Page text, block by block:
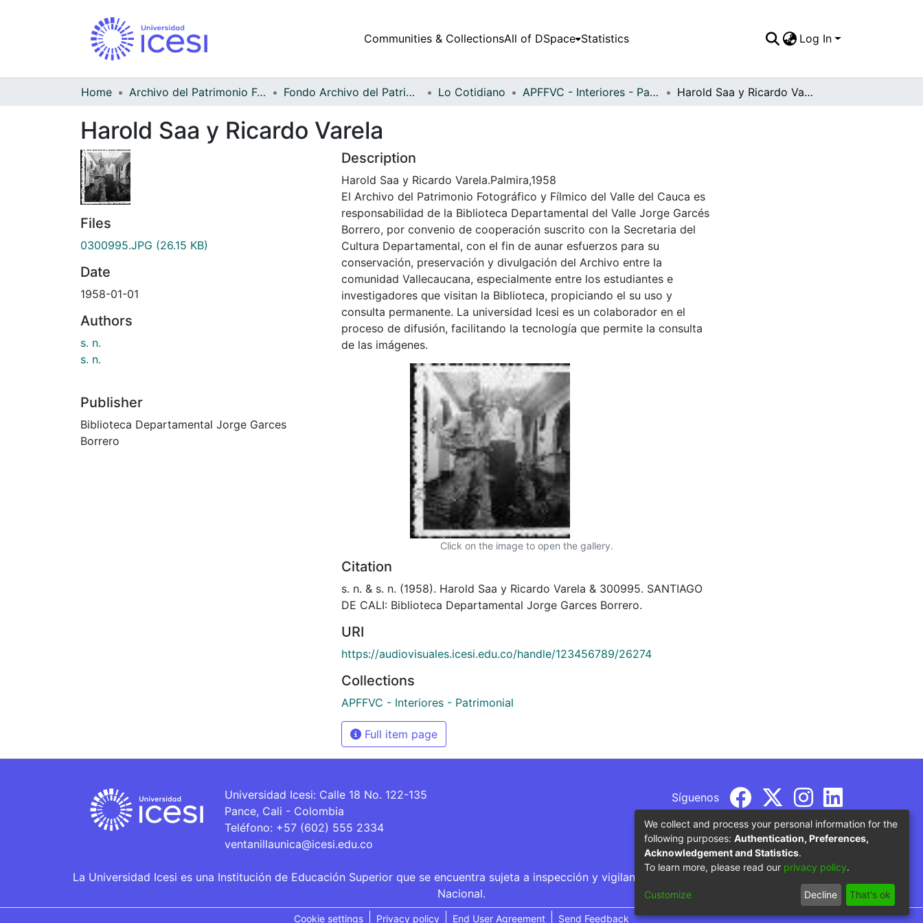
Communities & CollectionsAll of DSpace Statistics Log In
Home Archivo del Patrimonio Fotográfico y Fílmico del Valle del Cauca Fondo Archivo del Patrimonio Fotográfico y Fílmico del Valle del Cauca Lo Cotidiano APFFVC - Interiores - Patrimonial Harold Saa y Ricardo Varela
Harold Saa y Ricardo Varela
Files
0300995.JPG (26.15 KB)
Date
1958-01-01
Authors
s. n.
s. n.
Publisher
Biblioteca Departamental Jorge Garces
Borrero
Description
Harold Saa y Ricardo Varela.Palmira,1958
El Archivo del Patrimonio Fotográfico y Fílmico del Valle del Cauca es
responsabilidad de la Biblioteca Departamental del Valle Jorge Garcés
Borrero, por convenio de cooperación suscrito con la Secretaria del
Cultura Departamental, con el fin de aunar esfuerzos para su
conservación, preservación y divulgación del Archivo entre la
comunidad Vallecaucana, especialmente entre los estudiantes e
investigadores que visitan la Biblioteca, propiciando el su uso y
consulta permanente. La universidad Icesi es un colaborador en el
proceso de difusión, facilitando la tecnología que permite la consulta
de las imágenes.
Click on the image to open the gallery.
Citation
s. n. & s. n. (1958). Harold Saa y Ricardo Varela & 300995. SANTIAGO
DE CALI: Biblioteca Departamental Jorge Garces Borrero.
URI
https://audiovisuales.icesi.edu.co/handle/123456789/26274
Collections
APFFVC - Interiores - Patrimonial
Full item page
Universidad Icesi: Calle 18 No. 122-135
Pance, Cali - Colombia
Teléfono: +57 (602) 555 2334
ventanillaunica@icesi.edu.co
Síguenos
La Universidad Icesi es una Institución de Educación Superior que se encuentra sujeta a inspección y vigilancia por parte del Ministerio de Educación
Nacional.
Cookie settings Privacy policy End User Agreement Send Feedback
We collect and process your personal information for the
following purposes: Authentication, Preferences,
Acknowledgement and Statistics.
To learn more, please read our privacy policy.
Customize Decline That's ok